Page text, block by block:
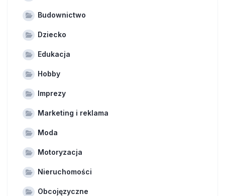
Budownictwo
Dziecko
Edukacja
Hobby
Imprezy
Marketing i reklama
Moda
Motoryzacja
Nieruchomości
Obcojęzyczne